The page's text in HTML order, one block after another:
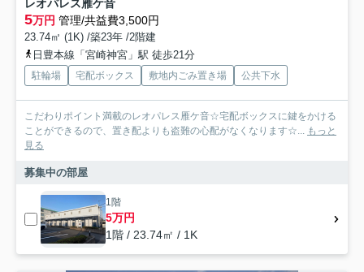
レオパレス雁ケ音
5万円 管理/共益費3,500円
23.74㎡ (1K) /築23年 /2階建
日豊本線「宮崎神宮」駅 徒歩21分
駐輪場 宅配ボックス 敷地内ごみ置き場 公共下水
こだわりポイント満載のレオパレス雁ケ音☆宅配ボックスに鍵をかける
ことができるので、置き配よりも盗難の心配がなくなります☆... もっと
見る
募集中の部屋
1階
5万円
1階 / 23.74㎡ / 1K